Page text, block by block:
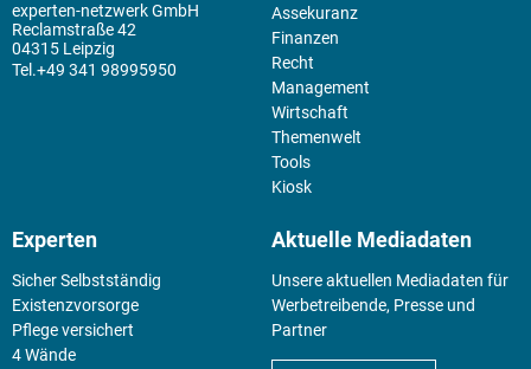
experten-netzwerk GmbH
Reclamstraße 42
04315 Leipzig
+49 341 98995950
Assekuranz
Finanzen
Recht
Management
Wirtschaft
Themenwelt
Tools
Kiosk
Experten
Sicher Selbstständig
Existenz­vorsorge
Pflege versichert
4 Wände
Aktuelle Mediadaten
Unsere aktuellen Mediadaten für
Werbetreibende, Presse und
Partner